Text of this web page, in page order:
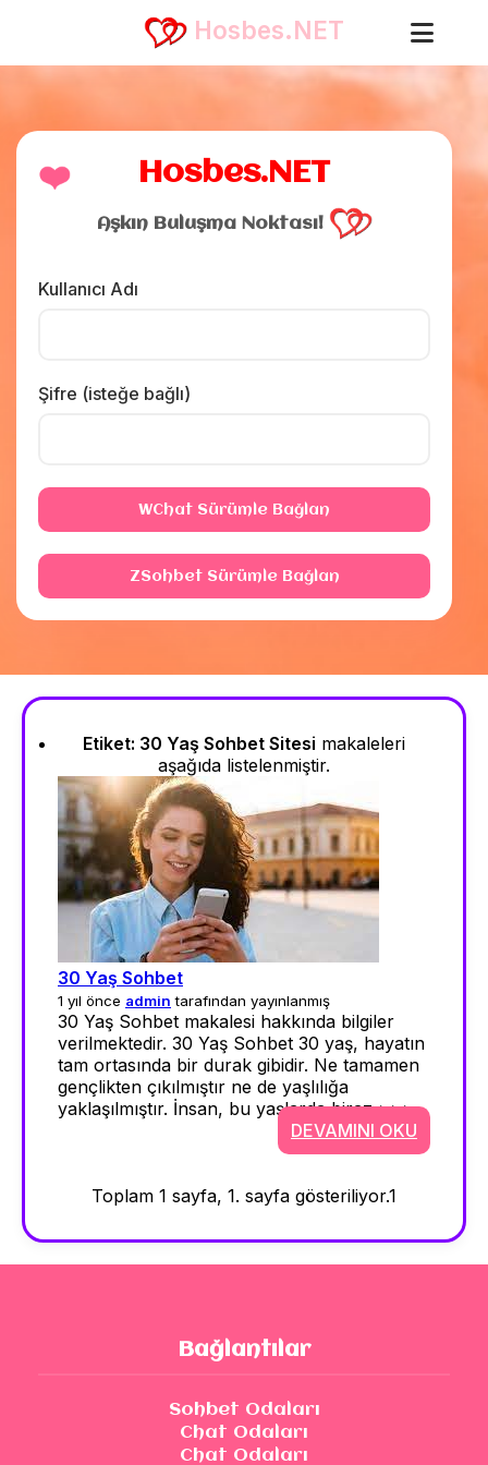
Hosbes.NET
❤️ Hosbes.NET
Aşkın Buluşma Noktası!
Kullanıcı Adı
Şifre (isteğe bağlı)
WChat Sürümle Bağlan
ZSohbet Sürümle Bağlan
Etiket: 30 Yaş Sohbet Sitesi makaleleri
aşağıda listelenmiştir.
30 Yaş Sohbet
1 yıl önce admin tarafından yayınlanmış
30 Yaş Sohbet makalesi hakkında bilgiler
verilmektedir. 30 Yaş Sohbet 30 yaş, hayatın
tam ortasında bir durak gibidir. Ne tamamen
gençlikten çıkılmıştır ne de yaşlılığa
yaklaşılmıştır. İnsan, bu yaşlarda biraz >>>
DEVAMINI OKU
Toplam 1 sayfa, 1. sayfa gösteriliyor.1
Bağlantılar
Sohbet Odaları
Chat Odaları
Chat Odaları